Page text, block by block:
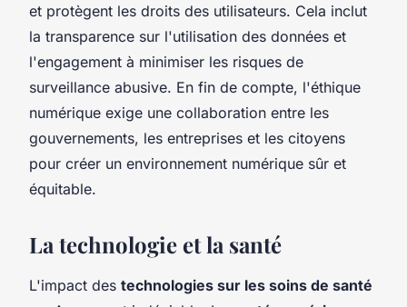
et protègent les droits des utilisateurs. Cela inclut
la transparence sur l'utilisation des données et
l'engagement à minimiser les risques de
surveillance abusive. En fin de compte, l'éthique
numérique exige une collaboration entre les
gouvernements, les entreprises et les citoyens
pour créer un environnement numérique sûr et
équitable.
La technologie et la santé
L'impact des technologies sur les soins de santé